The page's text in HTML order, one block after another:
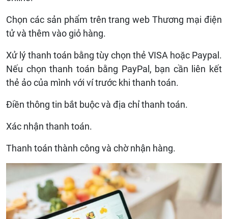
Chọn các sản phẩm trên trang web Thương mại điện
tử và thêm vào giỏ hàng.
Xử lý thanh toán bằng tùy chọn thẻ VISA hoặc Paypal.
Nếu chọn thanh toán bằng PayPal, bạn cần liên kết
thẻ ảo của mình với ví trước khi thanh toán.
Điền thông tin bắt buộc và địa chỉ thanh toán.
Xác nhận thanh toán.
Thanh toán thành công và chờ nhận hàng.